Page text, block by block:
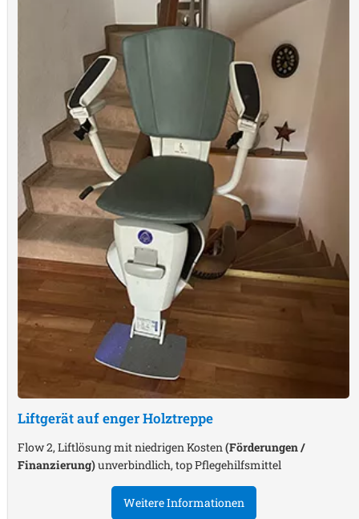
Liftgerät auf enger Holztreppe
Flow 2, Liftlösung mit niedrigen Kosten (Förderungen /
Finanzierung)unverbindlich, top Pflegehilfsmittel
Weitere Informationen